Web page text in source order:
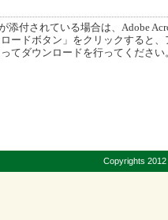
添付されている場合は、Adobe
ードボタン」をクリックすると
てダウンロードを行ってください
Copyrights